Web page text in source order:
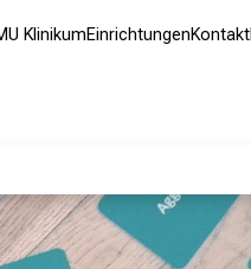
KlinikumEinrichtungenKontakt